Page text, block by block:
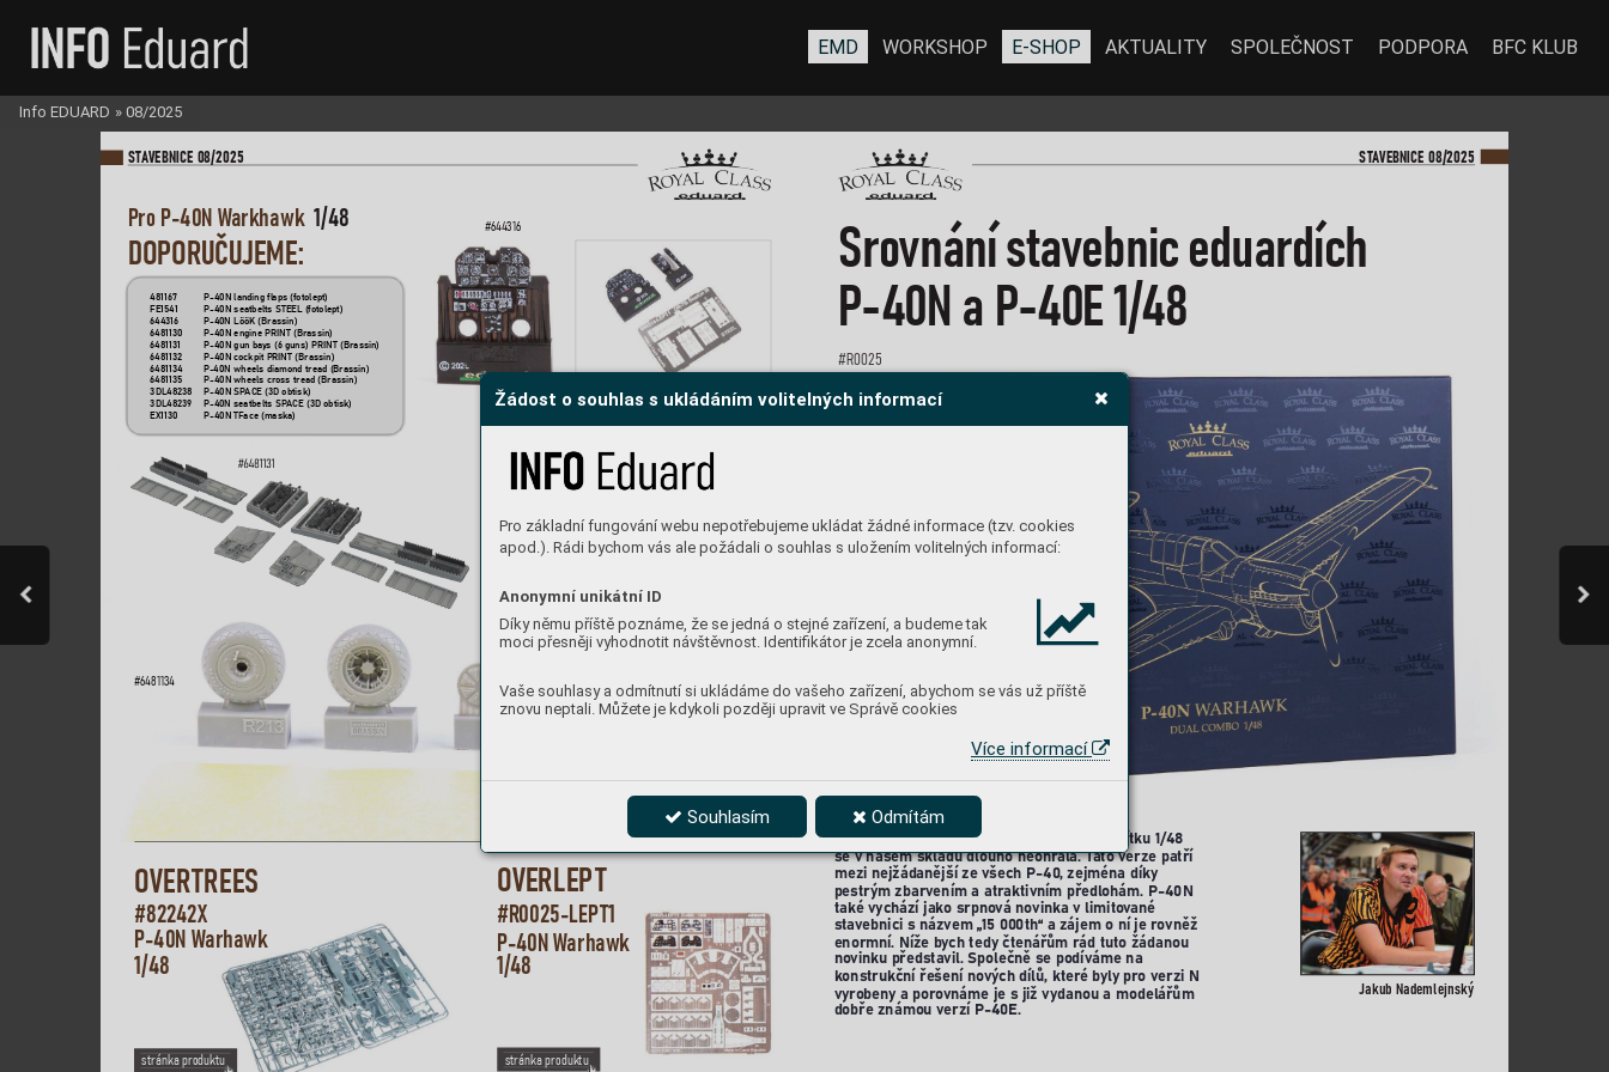
Žádost o souhlas s ukládáním volitelných informací
Pro základní fungování webu nepotřebujeme ukládat žádné informace (tzv. cookies
apod.). Rádi bychom vás ale požádali o souhlas s uložením volitelných informací:
Anonymní unikátní ID
Díky němu příště poznáme, že se jedná o stejné zařízení, a budeme tak
moci přesněji vyhodnotit návštěvnost. Identifikátor je zcela anonymní.
Vaše souhlasy a odmítnutí si ukládáme do vašeho zařízení, abychom se vás už příště
znovu neptali. Můžete je kdykoli později upravit ve Správě cookies
Více informací
Souhlasím Odmítám
STAVEBNICE 08/2025
OVERTREES
#82242X
P-40N Warhawk
1/48
OVERLEPT
#R0025-LEPT1
P-40N Warhawk
1/48
stránka produktu stránka produktu
481167 P-40N landing flaps (fotolept)
FE1541
P-40N seatbelts STEEL (fotolept)
644316
P-40N LööK (Brassin)
6481130 P-40N engine PRINT (Brassin)
6481131
P-40N gun bays (6 guns) PRINT (Brassin)
6481132
P-40N cockpit PRINT (Brassin)
6481134
P-40N wheels diamond tread (Brassin)
6481135 P-40N wheels cross tread (Brassin)
3DL48238 P-40N SPACE (3D obtisk)
3DL48239 P-40N seatbelts SPACE (3D obtisk)
EX1130
P-40N TFace (maska)
Pro P-40N Warkhawk 1/48
DOPORUČUJEME:
#644316
#6481134
6481132
#6481131
STAVEBNICE 08/2025
Srovnání stavebnic eduardích
P-40N a P-40E 1/48
#R0025
Royal Class edice stavebnice P -40N v měřítku 1/48
se v našem skladu dlouho neohřála. Tato verze patří
mezi nejžádanější ze všech P-40, zejména díky
pestrým zbarvením a atraktivním předlohám. P-40N
také vychází jako srpnová novinka v limitované
stavebnici s názvem „15 000th“ a zájem o ní je rovněž
enormní. Níže bych tedy čtenářům rád tuto žádanou
novinku představil. Společně se podíváme na
konstrukční řešení nových dílů, které byly pro verzi N
vyrobeny a porovnáme je s již vydanou a modelářům
dobře známou verzí P-40E.
Jakub Nademlejnský
EMD WORKSHOP E-SHOP AKTUALITY SPOLEČNOST PODPORA BFC KLUB
Info EDUARD » 08/2025